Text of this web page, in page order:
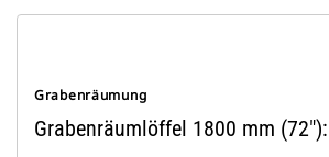
Grabenräumung
Grabenräumlöffel 1800 mm